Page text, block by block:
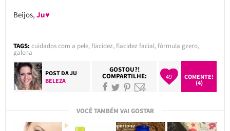
Beijos, Ju♥
TAGS: cuidados com a pele,flacidez,flacidez facial,fórmula gzero,
galena
POST DAJU
BELEZA
GOSTOU?!
COMPARTILHE: 49
COMENTE!
(4)
VOCÊ TAMBÉM VAI GOSTAR